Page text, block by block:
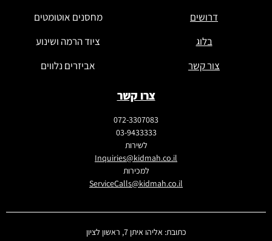
דרושים
בלוג
צור קשר
מחסנים אוטומטים
ציוד הרמה ושינוע
אביזרים נלווים
צרו קשר
072-3307083
03-9433333
לשירות
Inquiries@kidmah.co.il
למכירות
ServiceCalls@kidmah.co.il
כתובת: אליהו איתן 7, ראשון לציון